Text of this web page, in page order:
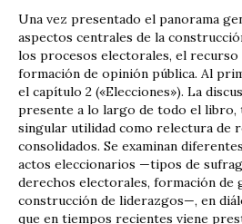
Una vez presentado el panorama
aspectos centrales de la
los procesos electorales, el recurso
formación de opinión pública. Al
el capítulo 2 («Elecciones»). La
presente a lo largo de todo el libro,
singular utilidad como relectura de
consolidados. Se examinan
actos eleccionarios —tipos de
derechos electorales, formación de
construcción de liderazgos—, en
que en tiempos recientes viene